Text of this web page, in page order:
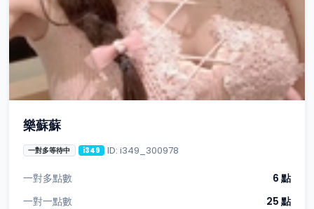
樂蘇蘇
一對多等待中 i349 ID: i349_300978
一對多點數
6 點
一對一點數
25 點